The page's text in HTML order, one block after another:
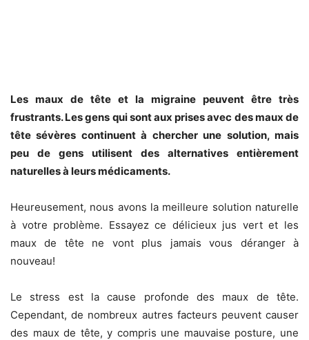
Les maux de tête et la migraine peuvent être très
frustrants. Les gens qui sont aux prises avec des maux de
tête sévères continuent à chercher une solution, mais
peu de gens utilisent des alternatives entièrement
naturelles à leurs médicaments.
Heureusement, nous avons la meilleure solution naturelle
à votre problème. Essayez ce délicieux jus vert et les
maux de tête ne vont plus jamais vous déranger à
nouveau!
Le stress est la cause profonde des maux de tête.
Cependant, de nombreux autres facteurs peuvent causer
des maux de tête, y compris une mauvaise posture, une